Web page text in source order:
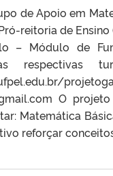
de Apoio em
reitoria de
– Módulo de
respectivas
O
Matemática
reforçar